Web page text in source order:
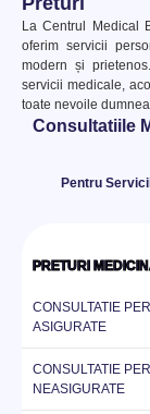
La Centrul Medical
oferim servicii
modern și
servicii medicale,
toate nevoile
Consultatiile
Pentru
PRETURI
CONSULTATIE
ASIGURATE
CONSULTATIE
NEASIGURATE